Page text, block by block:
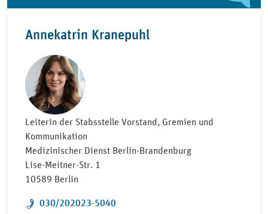
Annekatrin Kranepuhl
Leiterin der Stabsstelle Vorstand, Gremien und
Kommunikation
Medizinischer Dienst Berlin-Brandenburg
Lise-Meitner-Str. 1
10589 Berlin
Telefon:
030/202023-5040